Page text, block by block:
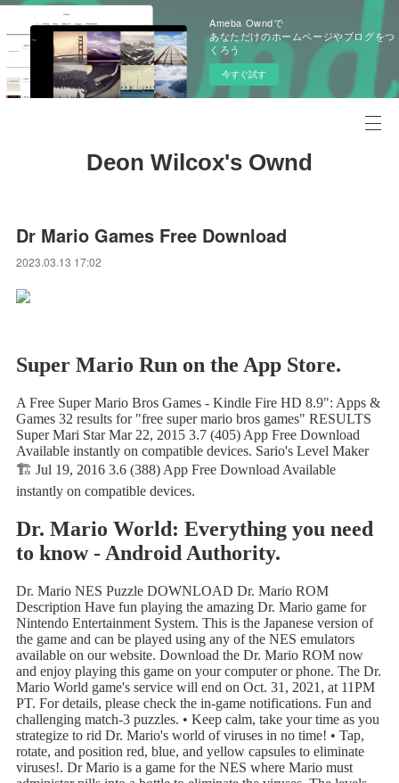
Ameba Owndで
あなただけのホームページやブログをつ
くろう
今すぐ試す
Deon Wilcox's Ownd
Dr Mario Games Free Download
2023.03.13 17:02